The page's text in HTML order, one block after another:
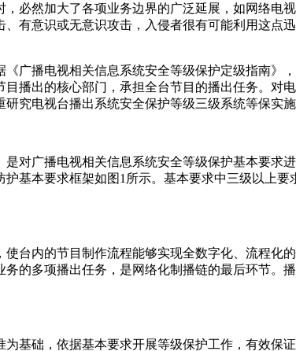
必然加大了各项业务边界的广泛延展，如网络电
有意识或无意识攻击，入侵者很有可能利用这点
播电视相关信息系统安全等级保护定级指南》
播出的核心部门，承担全台节目的播出任务。对
究电视台播出系统安全保护等级三级系统等保实施
广播电视相关信息系统安全等级保护基本要求
基本要求框架如图1所示。基本要求中三级以上
内的节目制作流程能够实现全数字化、流程化
的多项播出任务，是网络化制播链的最后环节。
础，依据基本要求开展等级保护工作，有效保